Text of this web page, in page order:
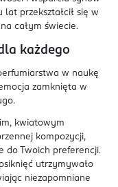
przekształcił się w
całym świecie.
każdego
w naukę
zamknięta w
kwiatowym
kompozycji,
do Twoich preferencji.
utrzymywało
niezapomniane